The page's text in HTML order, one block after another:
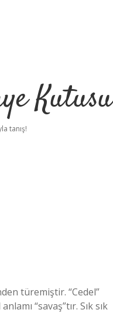
Kutusu
tanış!
türemiştir. “Cedel”
“savaş”tır. Sık sık